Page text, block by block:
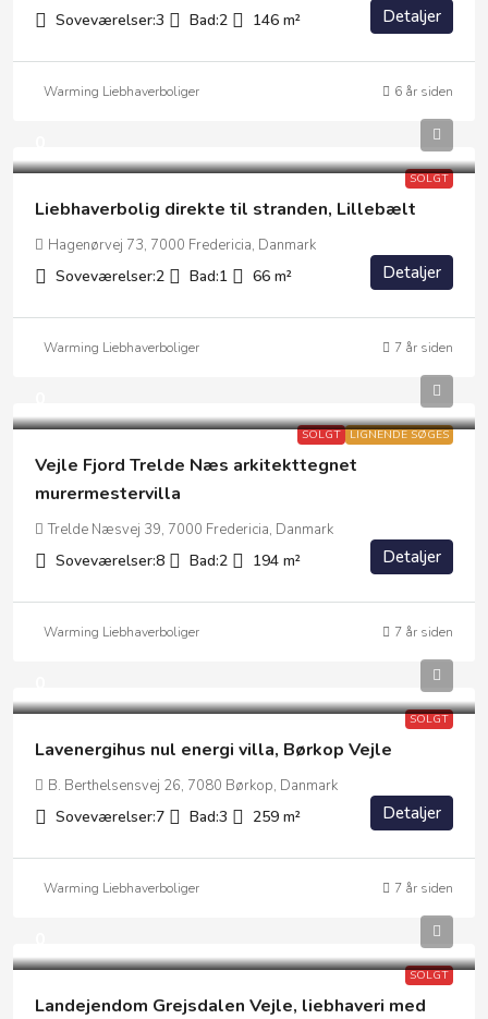
Soveværelser:3 Bad:2 146 m² Detaljer
Warming Liebhaverboliger 6 år siden
SOLGT
Liebhaverbolig direkte til stranden, Lillebælt
Hagenørvej 73, 7000 Fredericia, Danmark
Soveværelser:2 Bad:1 66 m² Detaljer
Warming Liebhaverboliger 7 år siden
SOLGT LIGNENDE SØGES
Vejle Fjord Trelde Næs arkitekttegnet
murermestervilla
Trelde Næsvej 39, 7000 Fredericia, Danmark
Soveværelser:8 Bad:2 194 m² Detaljer
Warming Liebhaverboliger 7 år siden
SOLGT
Lavenergihus nul energi villa, Børkop Vejle
B. Berthelsensvej 26, 7080 Børkop, Danmark
Soveværelser:7 Bad:3 259 m² Detaljer
Warming Liebhaverboliger 7 år siden
SOLGT
Landejendom Grejsdalen Vejle, liebhaveri med